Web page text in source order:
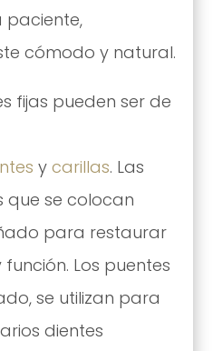
cómodo y natural.
fijas pueden ser de
y carillas. Las
que se colocan
para restaurar
Los puentes
se utilizan para
dientes